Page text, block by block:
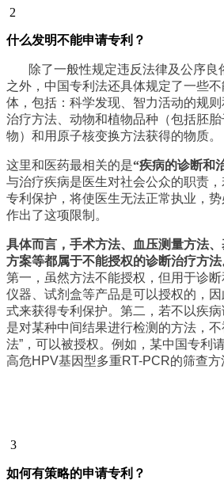
2
什么发明不能申请专利 ？
除了一般性规定违反法律及公序良
之外，中国专利法还具体规定了一些
体，包括：科学发现、智力活动的规
治疗方法、动物和植物品种（包括胚
物）和用原子核变换方法获得的物质。
这里和医药最相关的是“疾病的诊断和
与治疗疾病是医生对社会公众的职责
专利保护，将使医生无法正常执业，
作出了这项限制。
具体而言，手术方法、血压测量方法
方案等都属于不能授权的诊断治疗方法
第一，虽然方法不能授权，但用于诊断
仪器、试剂盒等产品是可以授权的，
式来获得专利保护。第二，若不以疾
是对某种中间结果进行检测的方法，
法”，可以被授权。例如，某中国专利
高危HPV基因型多重RT-PCR的筛查方
3
如何有策略的申请专利 ？